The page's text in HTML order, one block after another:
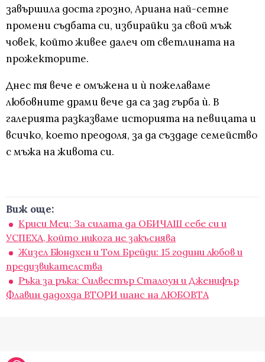
завършила доста грозно, Ариана най-сетне
промени съдбата си, избирайки за свой мъж
човек, който живее далеч от светлината на
прожекторите.
Днес тя вече е омъжена и ѝ пожелаваме
любовните драми вече да са зад гърба ѝ. В
галерията разказваме историята на певицата и
всичко, което преодоля, за да създаде семейство
с мъжа на живота си.
Виж още:
Криси Мец: За силата да ОБИЧАШ себе си и
УСПЕХА, който никога не закъснява
Жизел Бюндхен и Том Брейди: 15 години любов и
предизвикателства
Ръка за ръка: Силвестър Сталоун и Дженифър
Флавин дадохда ВТОРИ шанс на ЛЮБОВТА